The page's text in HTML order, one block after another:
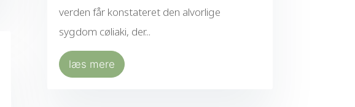
verden får konstateret den alvorlige
sygdom cøliaki, der...
læs mere